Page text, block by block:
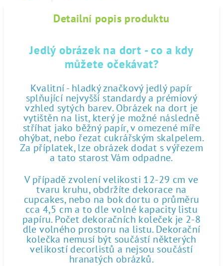
Detailní popis produktu
Jedlý obrázek na dort - co a kdy
můžete očekávat?
Kvalitní - hladký značkový jedlý papír
splňující nejvyšší standardy a prémiový
vzhled sytých barev. Obrázek na dort je
vytištěn na list, který je možné následně
stříhat jako běžný papír, v omezené míře
ohýbat, nebo řezat cukrářským skalpelem.
Za příplatek, lze obrázek dodat s výřezem
a tato starost Vám odpadne.
V případě zvolení velikosti 12-29 cm ve
tvaru kruhu, obdržíte dekorace na
cupcakes, nebo na bok dortu o průměru
cca 4,5 cm a to dle volné kapacity listu
papíru. Počet dekoračních koleček je 2-8
dle volného prostoru na listu. Dekorační
kolečka nemusí být součástí některých
velikostí decorlistů a nejsou součástí
hranatých obrázků.